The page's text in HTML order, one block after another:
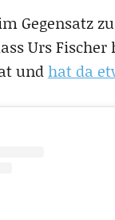
Gegensatz
Urs Fischer
undhat da